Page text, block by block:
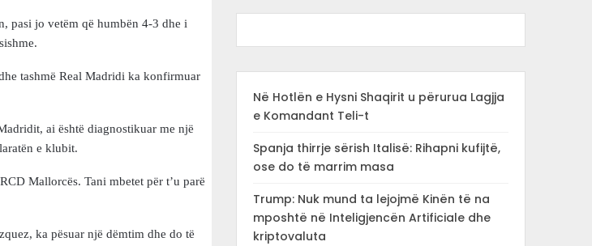
pasi jo vetëm që humbën 4-3 dhe i
tashmë Real Madridi ka konfirmuar
ai është diagnostikuar me një
e klubit.
Mallorcës. Tani mbetet për t’u parë
ka pësuar një dëmtim dhe do të
Në Hotlën e Hysni Shaqirit u përurua Lagjja
e Komandant Teli-t
Spanja thirrje sërish Italisë: Rihapni kufijtë,
ose do të marrim masa
Trump: Nuk mund ta lejojmë Kinën të na
mposhtë në Inteligjencën Artificiale dhe
kriptovaluta